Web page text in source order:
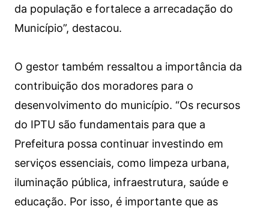
da população e fortalece a arrecadação do
Município”, destacou.
O gestor também ressaltou a importância da
contribuição dos moradores para o
desenvolvimento do município. “Os recursos
do IPTU são fundamentais para que a
Prefeitura possa continuar investindo em
serviços essenciais, como limpeza urbana,
iluminação pública, infraestrutura, saúde e
educação. Por isso, é importante que as